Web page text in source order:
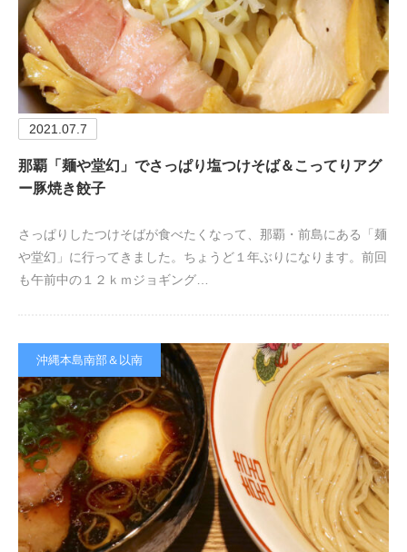
2021.07.7
那覇「麺や堂幻」でさっぱり塩つけそば＆こってりアグ
ー豚焼き餃子
さっぱりしたつけそばが食べたくなって、那覇・前島にある「麺
や堂幻」に行ってきました。ちょうど１年ぶりになります。前回
も午前中の１２ｋｍジョギング…
沖縄本島南部＆以南